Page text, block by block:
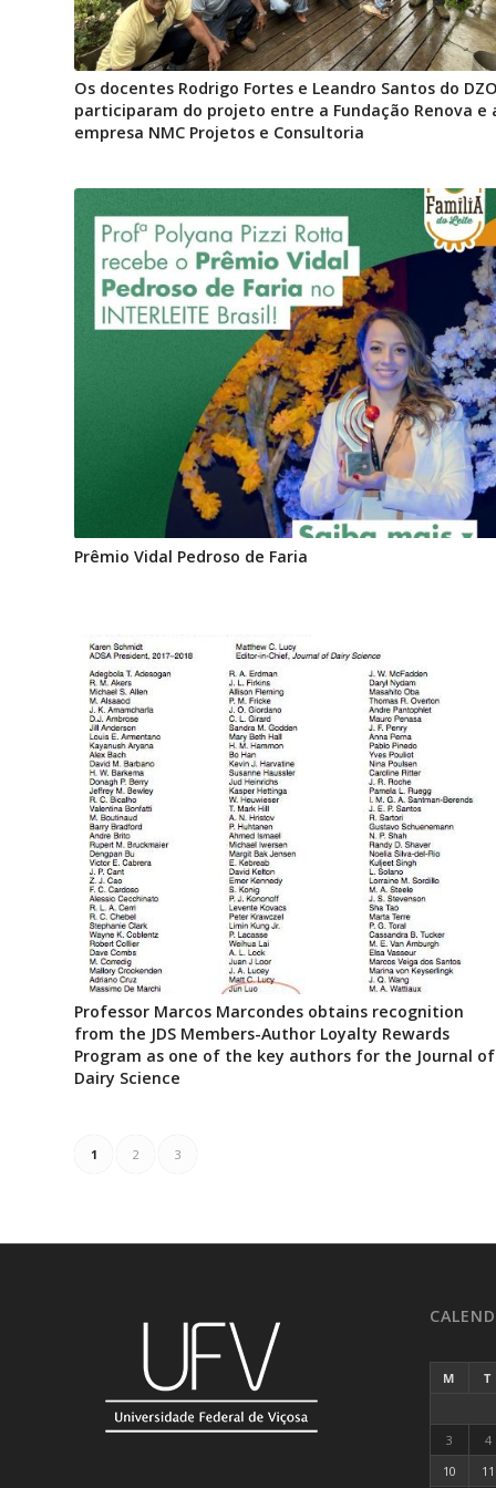
Os docentes Rodrigo Fortes e Leandro Santos do
participaram do projeto entre a Fundação Renova e
empresa NMC Projetos e Consultoria
Prêmio Vidal Pedroso de Faria
Professor Marcos Marcondes obtains recognition
from the JDS Members-Author Loyalty Rewards
Program as one of the key authors for the Journal of
Dairy Science
1 2 3
M T
3
4
10
11